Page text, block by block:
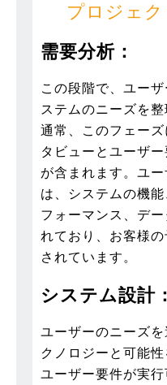
プロジェ
需要分析：
この段階で、ユー
ステムのニーズを整
通常、このフェー
タビューとユーザ
が含まれます。ユ
は、システムの機
フォーマンス、デ
れており、お客様
されています。
システム設計：
ユーザーのニーズ
クノロジーと可能
ユーザー要件が実